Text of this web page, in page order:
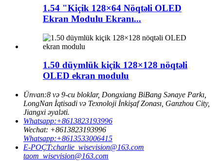
1.54 "Kiçik 128×64 Nöqtəli OLED
Ekran Modulu Ekranı...
1.50 düymlük kiçik 128×128 nöqtəli
OLED ekran modulu
Ünvan:8 və 9-cu bloklar, Dongxiang BiBang Sənaye Parkı,
LongNan İqtisadi və Texnoloji İnkişaf Zonası, Ganzhou City,
Jiangxi əyaləti.
Whatsapp:+8613823193996
Wechat: +8613823193996
Whatsapp:+8613533006415
E-POÇT:charlie_wisevision@163.com
taom_wisevision@163.com